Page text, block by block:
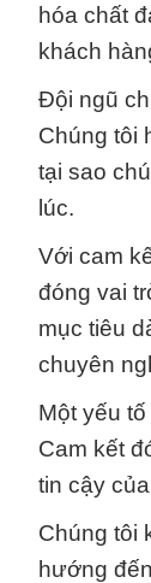
hóa chất
khách
Đội ngũ
Chúng tôi
tại sao
lúc.
Với cam
đóng vai
mục tiêu
chuyên
Một yếu
Cam kết
tin cậy
Chúng tôi
hướng